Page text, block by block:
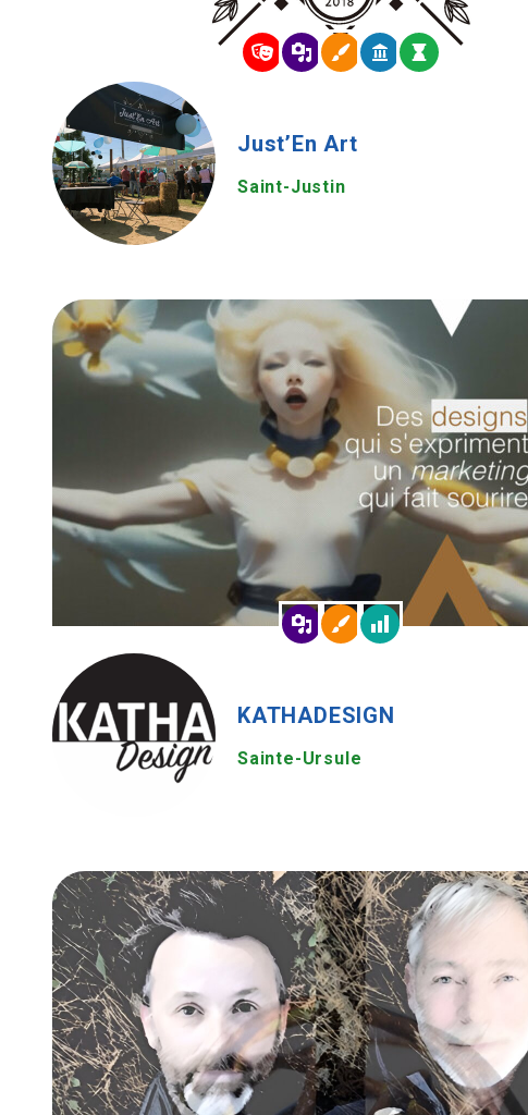
Just’En Art
Saint-Justin
KATHADESIGN
Sainte-Ursule